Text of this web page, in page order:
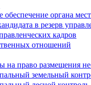
обеспечение органа
в резерв
кадров
отношений
на право размещения
земельный